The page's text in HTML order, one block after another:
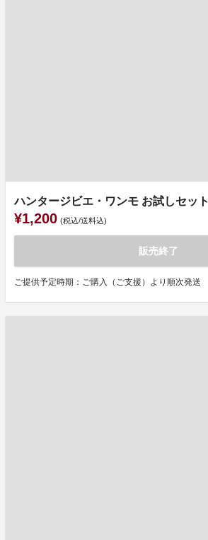
ハンタージビエ・ワンモ お試しセット
¥1,200 (税込/送料込)
販売終了
ご提供予定時期：ご購入（ご支援）より順次発送